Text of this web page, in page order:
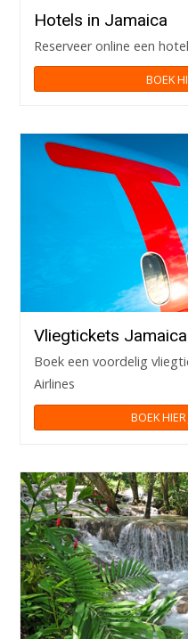
Hotels in Jamaica
Reserveer online een
BOEK
Vliegtickets Jamaica
Boek een voordelig
Airlines
BOEK HIER